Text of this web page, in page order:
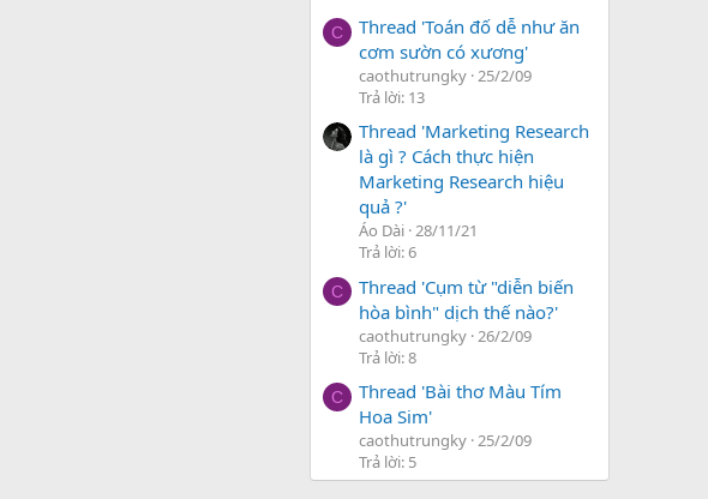
C
Thread 'Toán đố dễ như ăn
cơm sườn có xương'
caothutrungky 25/2/09
Trả lời: 13
Thread 'Marketing Research
là gì ? Cách thực hiện
Marketing Research hiệu
quả ?'
Áo Dài 28/11/21
Trả lời: 6
C
Thread 'Cụm từ "diễn biến
hòa bình" dịch thế nào?'
caothutrungky 26/2/09
Trả lời: 8
C
Thread 'Bài thơ Màu Tím
Hoa Sim'
caothutrungky 25/2/09
Trả lời: 5